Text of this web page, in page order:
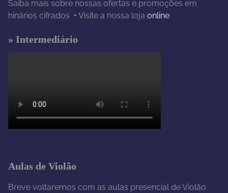
Saiba mais sobre nossas ofertas e promoções em
hinários cifrados ‣ Visite a nossa loja online
» Intermediário
Aulas de Violão
Breve voltaremos com as aulas presencial de Violão